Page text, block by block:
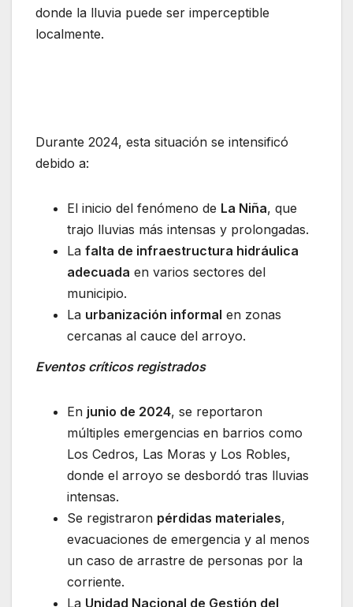
donde la lluvia puede ser imperceptible
localmente.
Durante 2024, esta situación se intensificó
debido a:
El inicio del fenómeno de La Niña, que
trajo lluvias más intensas y prolongadas.
La falta de infraestructura hidráulica
adecuada en varios sectores del
municipio.
La urbanización informal en zonas
cercanas al cauce del arroyo.
Eventos críticos registrados
En junio de 2024, se reportaron
múltiples emergencias en barrios como
Los Cedros, Las Moras y Los Robles,
donde el arroyo se desbordó tras lluvias
intensas.
Se registraron pérdidas materiales,
evacuaciones de emergencia y al menos
un caso de arrastre de personas por la
corriente.
La Unidad Nacional de Gestión del